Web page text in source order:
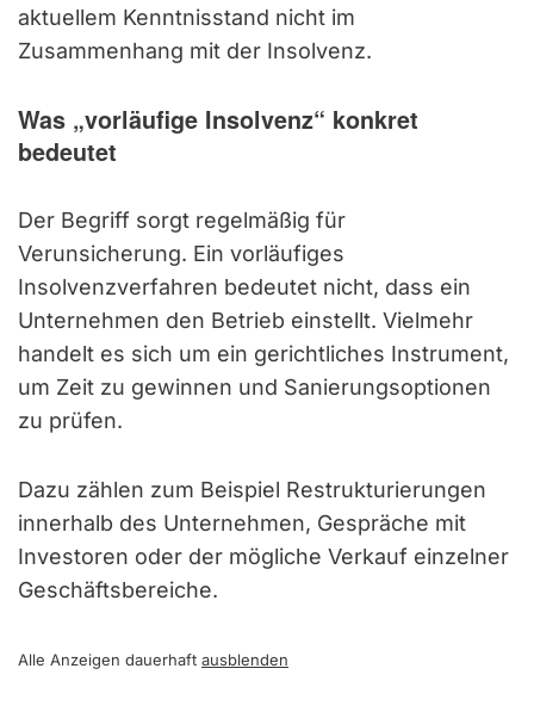
aktuellem Kenntnisstand nicht im
Zusammenhang mit der Insolvenz.
Was „vorläufige Insolvenz“ konkret
bedeutet
Der Begriff sorgt regelmäßig für
Verunsicherung. Ein vorläufiges
Insolvenzverfahren bedeutet nicht, dass ein
Unternehmen den Betrieb einstellt. Vielmehr
handelt es sich um ein gerichtliches Instrument,
um Zeit zu gewinnen und Sanierungsoptionen
zu prüfen.
Dazu zählen zum Beispiel Restrukturierungen
innerhalb des Unternehmen, Gespräche mit
Investoren oder der mögliche Verkauf einzelner
Geschäftsbereiche.
Alle Anzeigen dauerhaft ausblenden